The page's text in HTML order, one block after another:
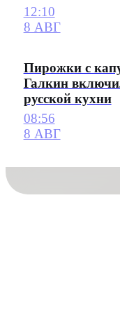
12:10
8 АВГ
Пирожки с
Галкин
русской кухни
08:56
8 АВГ